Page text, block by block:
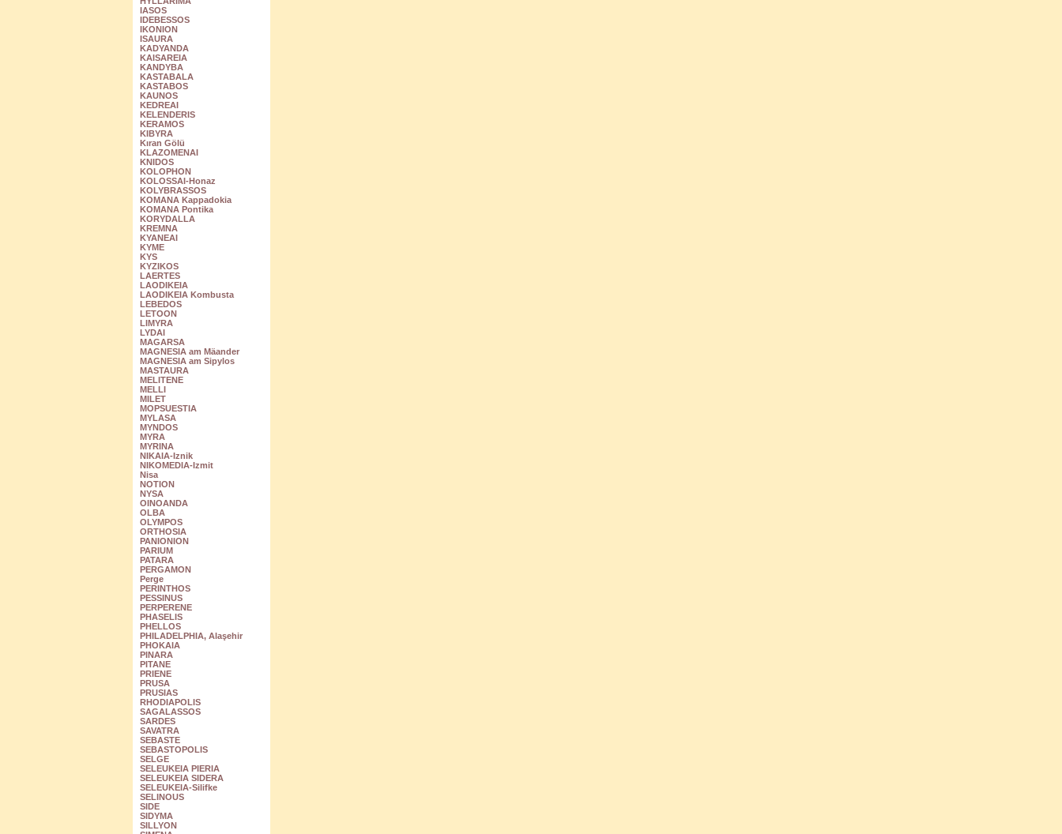
IASOS
IDEBESSOS
IKONION
ISAURA
KADYANDA
KAISAREIA
KANDYBA
KASTABALA
KASTABOS
KAUNOS
KEDREAI
KELENDERIS
KERAMOS
KIBYRA
Kıran Gölü
KLAZOMENAI
KNIDOS
KOLOPHON
KOLOSSAI-Honaz
KOLYBRASSOS
KOMANA Kappadokia
KOMANA Pontika
KORYDALLA
KREMNA
KYANEAI
KYME
KYS
KYZIKOS
LAERTES
LAODIKEIA
LAODIKEIA Kombusta
LEBEDOS
LETOON
LIMYRA
LYDAI
MAGARSA
MAGNESIA am Mäander
MAGNESIA am Sipylos
MASTAURA
MELITENE
MELLI
MILET
MOPSUESTIA
MYLASA
MYNDOS
MYRA
MYRINA
NIKAIA-Iznik
NIKOMEDIA-Izmit
Nisa
NOTION
NYSA
OINOANDA
OLBA
OLYMPOS
ORTHOSIA
PANIONION
PARIUM
PATARA
PERGAMON
Perge
PERINTHOS
PESSINUS
PERPERENE
PHASELIS
PHELLOS
PHILADELPHIA, Alaşehir
PHOKAIA
PINARA
PITANE
PRIENE
PRUSA
PRUSIAS
RHODIAPOLIS
SAGALASSOS
SARDES
SAVATRA
SEBASTE
SEBASTOPOLIS
SELGE
SELEUKEIA PIERIA
SELEUKEIA SIDERA
SELEUKEIA-Silifke
SELINOUS
SIDE
SIDYMA
SILLYON